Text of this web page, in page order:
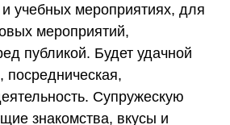
учебных мероприятиях, для
мероприятий,
публикой. Будет удачной
посредническая,
Супружескую
знакомства, вкусы и